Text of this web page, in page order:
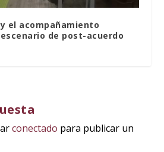
el acompañamiento
de post-acuerdo
conectado para publicar un